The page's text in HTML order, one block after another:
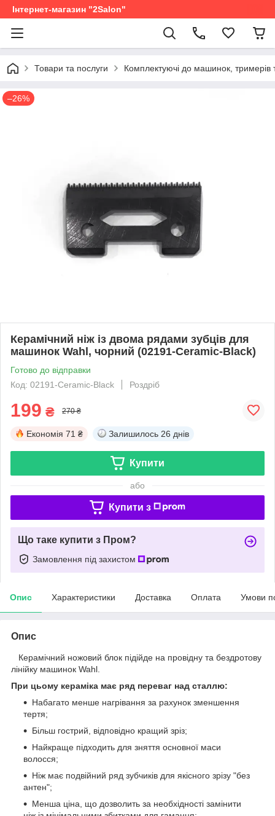
Інтернет-магазин "2Salon"
Товари та послуги Комплектуючі до машинок, тримерів
–26%
Керамічний ніж із двома рядами зубців для
машинок Wahl, чорний (02191-Ceramic-Black)
Готово до відправки
Код: 02191-Ceramic-Black
Роздріб
199 ₴ 270 ₴
Економія 71 ₴ Залишилось 26 днів
Купити
або
Купити з
Що таке купити з Пром?
Замовлення під захистом
Опис Характеристики Доставка Оплата Умови
Опис
Керамічний ножовий блок підійде на провідну та бездротову
лінійку машинок Wahl.
При цьому кераміка має ряд переваг над сталлю:
Набагато менше нагрівання за рахунок зменшення
тертя;
Більш гострий, відповідно кращий зріз;
Найкраще підходить для зняття основної маси
волосся;
Ніж має подвійний ряд зубчиків для якісного зрізу "без
антен";
Менша ціна, що дозволить за необхідності замінити